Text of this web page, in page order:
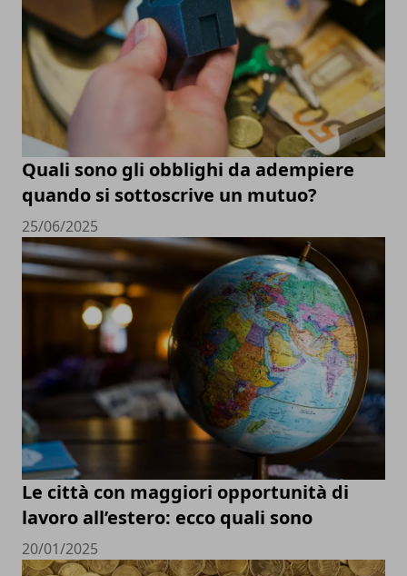
Quali sono gli obblighi da adempiere
quando si sottoscrive un mutuo?
25/06/2025
Le città con maggiori opportunità di
lavoro all’estero: ecco quali sono
20/01/2025